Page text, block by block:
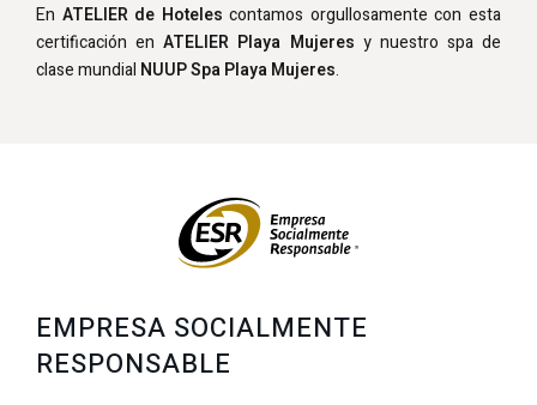
En ATELIER de Hoteles contamos orgullosamente con esta
certificación enATELIER Playa Mujeres y nuestro spa de
clase mundial NUUP Spa Playa Mujeres.
EMPRESA SOCIALMENTE
RESPONSABLE